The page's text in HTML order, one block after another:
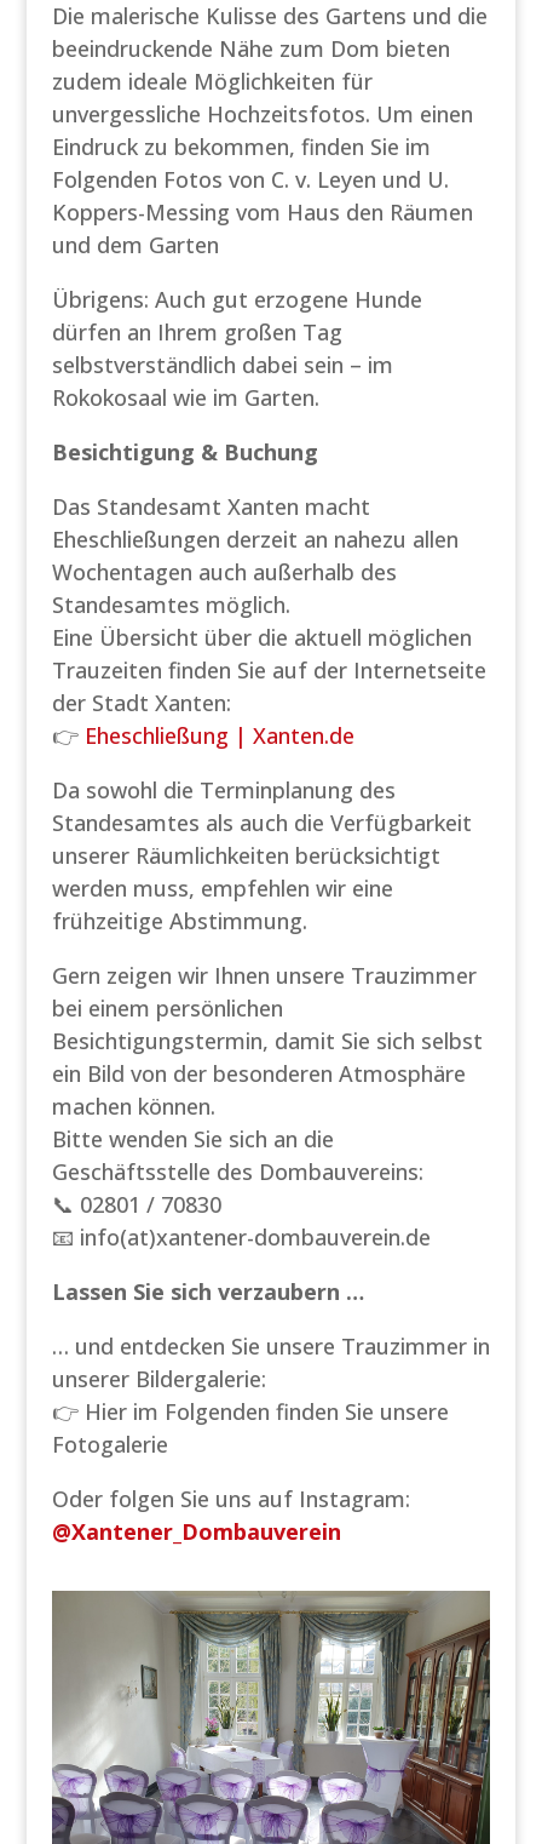
Die malerische Kulisse des Gartens und die
beeindruckende Nähe zum Dom bieten
zudem ideale Möglichkeiten für
unvergessliche Hochzeitsfotos. Um einen
Eindruck zu bekommen, finden Sie im
Folgenden Fotos von C. v. Leyen und U.
Koppers-Messing vom Haus den Räumen
und dem Garten
Übrigens: Auch gut erzogene Hunde
dürfen an Ihrem großen Tag
selbstverständlich dabei sein – im
Rokokosaal wie im Garten.
Besichtigung & Buchung
Das Standesamt Xanten macht
Eheschließungen derzeit an nahezu allen
Wochentagen auch außerhalb des
Standesamtes möglich.
Eine Übersicht über die aktuell möglichen
Trauzeiten finden Sie auf der Internetseite
der Stadt Xanten:
👉 Eheschließung | Xanten.de
Da sowohl die Terminplanung des
Standesamtes als auch die Verfügbarkeit
unserer Räumlichkeiten berücksichtigt
werden muss, empfehlen wir eine
frühzeitige Abstimmung.
Gern zeigen wir Ihnen unsere Trauzimmer
bei einem persönlichen
Besichtigungstermin, damit Sie sich selbst
ein Bild von der besonderen Atmosphäre
machen können.
Bitte wenden Sie sich an die
Geschäftsstelle des Dombauvereins:
📞 02801 / 70830
📧 info(at)xantener-dombauverein.de
Lassen Sie sich verzaubern …
… und entdecken Sie unsere Trauzimmer in
unserer Bildergalerie:
👉 Hier im Folgenden finden Sie unsere
Fotogalerie
Oder folgen Sie uns auf Instagram:
@Xantener_Dombauverein